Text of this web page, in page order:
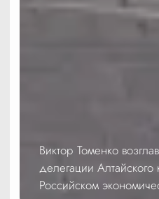
Виктор Томенко
делегации
Российском